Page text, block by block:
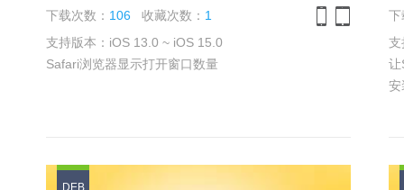
下载次数： 106 收藏次数： 1
支持版本：iOS 13.0 ~ iOS 15.0
Safari浏览器显示打开窗口数量
下
支
让
安
DEB